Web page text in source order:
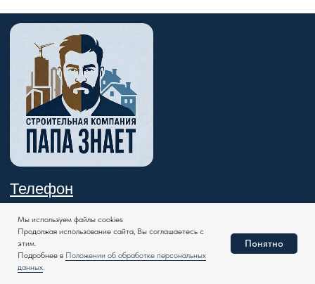
Мы используем файлы cookies
Продолжая использование сайта, Вы соглашаетесь с
этим.
Подробнее в Положении об обработке персональных
данных.
Понятно